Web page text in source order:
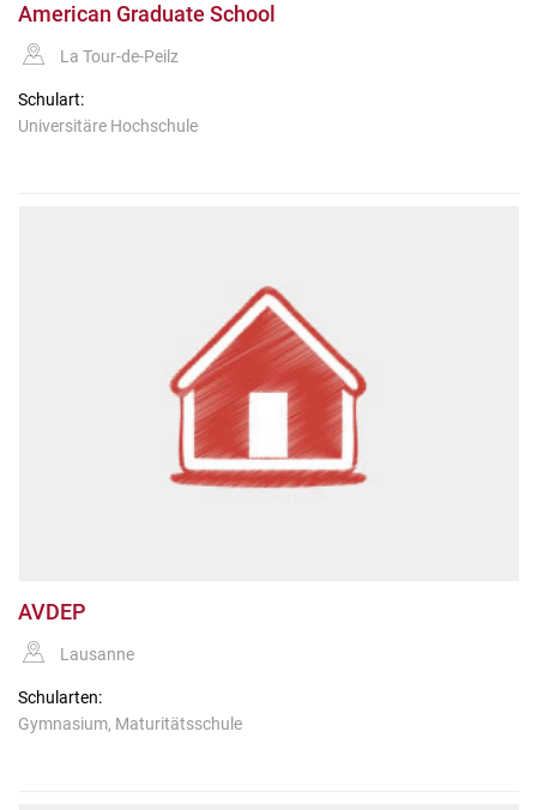
American Graduate School
La Tour-de-Peilz
Schulart:
Universitäre Hochschule
AVDEP
Lausanne
Schularten:
Gymnasium, Maturitätsschule